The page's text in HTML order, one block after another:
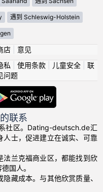
遇到 Schleswig-Holstein
店| 意见
私 使用条款| 儿童安全| 联
问题
联系
社区。Dating-deutsch.de汇
士，促进建立在诚实、可靠
法兰克福商业区，都能找到欣
国人。
藏成本。与其他欣赏质量、